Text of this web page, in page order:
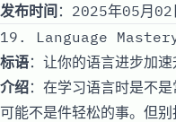
发布时间 ：2025年05月
19. Language
标语：让你的语言进步加速
介绍：在学习语言时是不
可能不是件轻松的事。但